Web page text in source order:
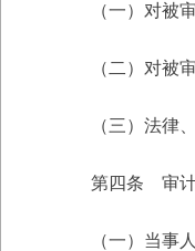
（一）对被审
（二）对被审
（三）法律、
第四条 审计听
（一）当事人